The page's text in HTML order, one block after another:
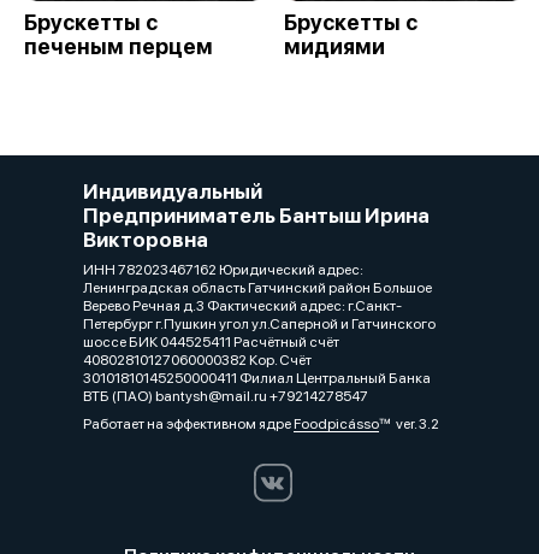
Брускетты с
печеным перцем
Брускетты с
мидиями
Индивидуальный
Предприниматель Бантыш Ирина
Викторовна
ИНН 782023467162 Юридический адрес:
Ленинградская область Гатчинский район Большое
Верево Речная д.3 Фактический адрес: г.Санкт-
Петербург г.Пушкин угол ул.Саперной и Гатчинского
шоссе БИК 044525411 Расчётный счёт
40802810127060000382 Кор. Счёт
30101810145250000411 Филиал Центральный Банка
ВТБ (ПАО) bantysh@mail.ru +79214278547
Работает на эффективном ядреFoodpicássover. 3.2